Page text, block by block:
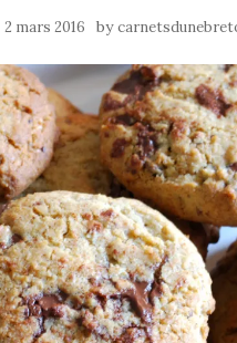
2 mars 2016 by